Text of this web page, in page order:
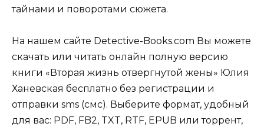
тайнами и поворотами сюжета.
На нашем сайте Detective-Books.com Вы можете
скачать или читать онлайн полную версию
книги «Вторая жизнь отвергнутой жены» Юлия
Ханевская бесплатно без регистрации и
отправки sms (смс). Выберите формат, удобный
для вас: PDF, FB2, TXT, RTF, EPUB или торрент,